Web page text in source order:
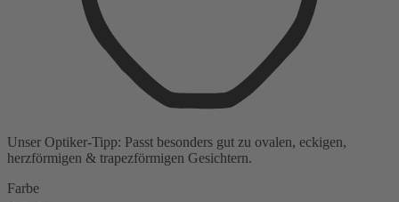
Unser Optiker-Tipp: Passt besonders gut zu ovalen, eckigen,
herzförmigen & trapezförmigen Gesichtern.
Farbe